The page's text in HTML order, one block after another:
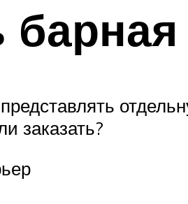
заказать?